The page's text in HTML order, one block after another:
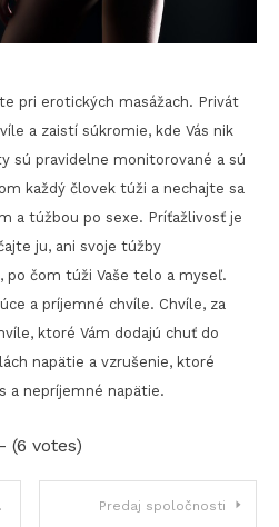
pri erotických masážach. Privát
a zaistí súkromie, kde Vás nik
sú pravidelne monitorované a sú
každý človek túži a nechajte sa
a túžbou po sexe. Príťažlivosť je
ju, ani svoje túžby
po čom túži Vaše telo a myseľ.
a príjemné chvíle. Chvíle, za
ktoré Vám dodajú chuť do
napätie a vzrušenie, ktoré
a nepríjemné napätie.
(6 votes)
Predaj spoločnosti